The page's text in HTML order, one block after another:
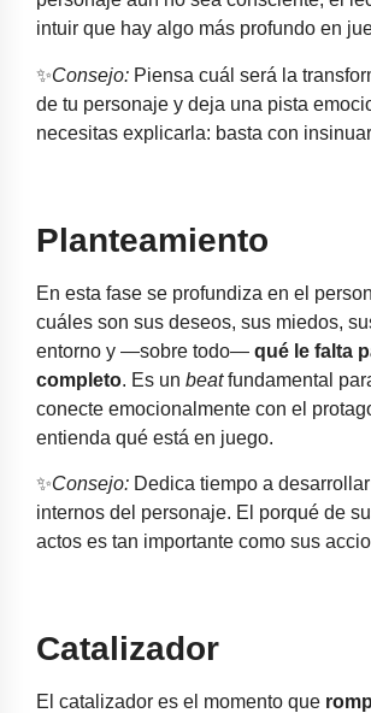
intuir que hay algo más profundo en
✨Consejo: Piensa cuál será la
de tu personaje y deja una pista
necesitas explicarla: basta con
Planteamiento
En esta fase se profundiza en el
cuáles son sus deseos, sus miedos,
entorno y —sobre todo— qué le falta
completo. Es un beatfundamental
conecte emocionalmente con el
entienda qué está en juego.
✨Consejo: Dedica tiempo a
internos del personaje. El porqué de
actos es tan importante como sus
Catalizador
El catalizador es el momento que